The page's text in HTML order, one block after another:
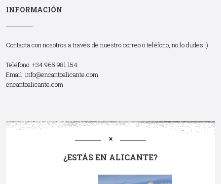
INFORMACIÓN
Contacta con nosotros a través de nuestro correo o teléfono, no lo dudes :)
Teléfono: +34 965 981 154
Email: info@encantoalicante.com
encantoalicante.com
¿ESTÁS EN ALICANTE?